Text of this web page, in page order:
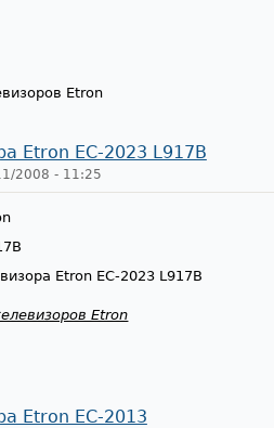
Etron
Etron EC-2023 L917B
2008 - 11:25
Etron EC-2023 L917B
Etron
Etron EC-2013